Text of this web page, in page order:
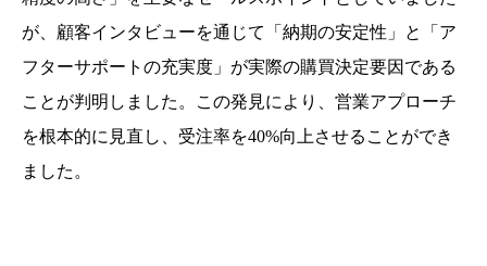
が、顧客インタビューを通じて「納期の安定性」と「ア
フターサポートの充実度」が実際の購買決定要因である
ことが判明しました。この発見により、営業アプローチ
を根本的に見直し、受注率を40%向上させることができ
ました。